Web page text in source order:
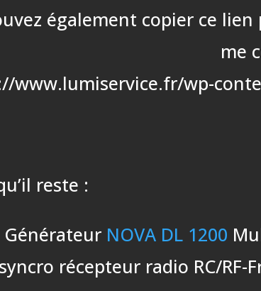
également copier ce
me
www.lumiservice.fr/wp-
reste :
Générateur NOVA DL 1200
récepteur radio RC/RF-